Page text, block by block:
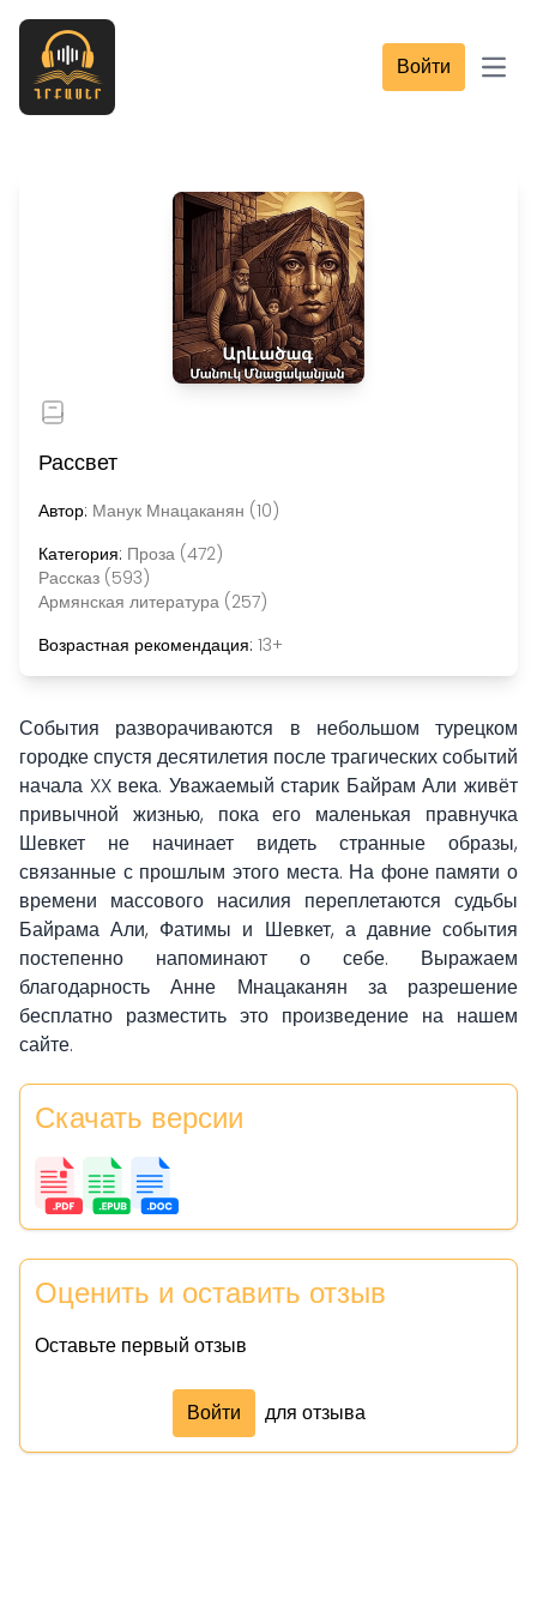
Войти
Рассвет
Автор: Манук Мнацаканян (10)
Категория: Проза (472)
Рассказ (593)
Армянская литература (257)
Возрастная рекомендация: 13+
События разворачиваются в небольшом турецком
городке спустя десятилетия после трагических событий
начала XX века. Уважаемый старик Байрам Али живёт
привычной жизнью, пока его маленькая правнучка
Шевкет не начинает видеть странные образы,
связанные с прошлым этого места. На фоне памяти о
времени массового насилия переплетаются судьбы
Байрама Али, Фатимы и Шевкет, а давние события
постепенно напоминают о себе. Выражаем
благодарность Анне Мнацаканян за разрешение
бесплатно разместить это произведение на нашем
сайте.
Скачать версии
Оценить и оставить отзыв
Оставьте первый отзыв
Войти для отзыва